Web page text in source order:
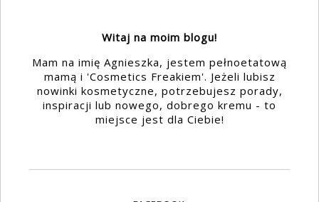
Witaj na moim blogu!
Mam na imię Agnieszka, jestem pełnoetatową
mamą i 'Cosmetics Freakiem'. Jeżeli lubisz
nowinki kosmetyczne, potrzebujesz porady,
inspiracji lub nowego, dobrego kremu - to
miejsce jest dla Ciebie!